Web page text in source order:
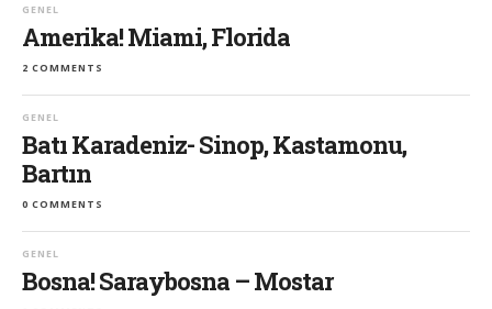
GENEL
Amerika! Miami, Florida
2 COMMENTS
GENEL
Batı Karadeniz- Sinop, Kastamonu,
Bartın
0 COMMENTS
GENEL
Bosna! Saraybosna – Mostar